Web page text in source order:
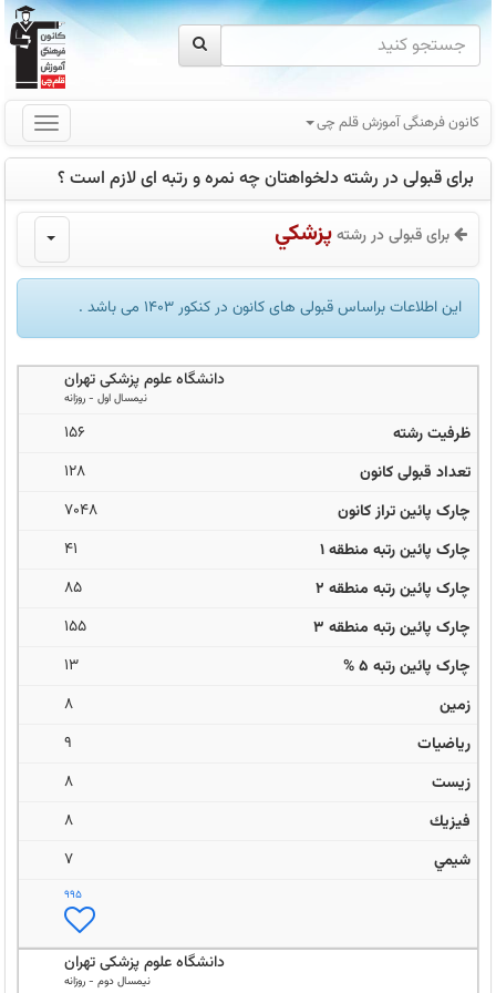
کانون فرهنگی آموزش قلم چی
برای قبولی در رشته دلخواهتان چه نمره و رتبه ای لازم است ؟
برای قبولی در رشتهپزشکي
این اطلاعات براساس قبولی های کانون در کنکور 1403 می باشد .
دانشگاه علوم پزشکی تهران
نيمسال اول - روزانه
156
128
7048
41
85
155
13
8
9
8
8
7
995
دانشگاه علوم پزشکی تهران
نيمسال دوم - روزانه